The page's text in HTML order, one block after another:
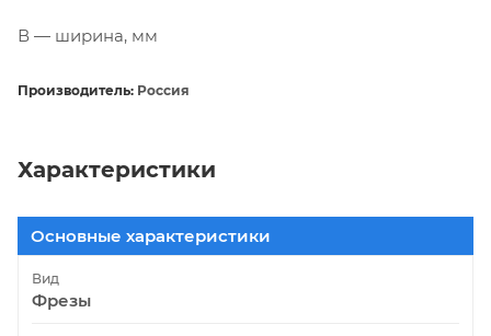
В — ширина, мм
Производитель: Россия
Характеристики
Основные характеристики
Вид
Фрезы